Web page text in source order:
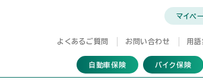
マイペ
よくあるご質問 お問い合わせ 用
自動車保険 バイク保険